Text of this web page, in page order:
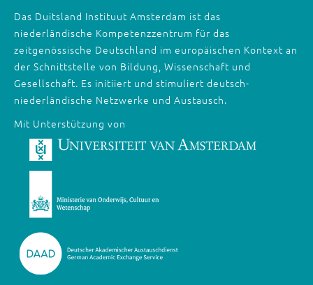
Das Duitsland Instituut Amsterdam ist das
niederländische Kompetenzzentrum für das
zeitgenössische Deutschland im europäischen Kontext an
der Schnittstelle von Bildung, Wissenschaft und
Gesellschaft. Es initiiert und stimuliert deutsch-
niederländische Netzwerke und Austausch.
Mit Unterstützung von